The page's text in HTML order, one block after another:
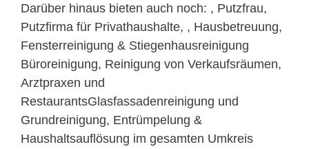
Darüber hinaus bieten auch noch: , Putzfrau,
Putzfirma für Privathaushalte, , Hausbetreuung,
Fensterreinigung & Stiegenhausreinigung
Büroreinigung, Reinigung von Verkaufsräumen,
Arztpraxen und
RestaurantsGlasfassadenreinigung und
Grundreinigung, Entrümpelung &
Haushaltsauflösung im gesamten Umkreis